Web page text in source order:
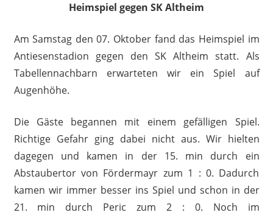
Heimspiel gegen SK Altheim
Am Samstag den 07. Oktober fand das Heimspiel im
Antiesenstadion gegen den SK Altheim statt. Als
Tabellennachbarn erwarteten wir ein Spiel auf
Augenhöhe.
Die Gäste begannen mit einem gefälligen Spiel.
Richtige Gefahr ging dabei nicht aus. Wir hielten
dagegen und kamen in der 15. min durch ein
Abstaubertor von Fördermayr zum 1 : 0. Dadurch
kamen wir immer besser ins Spiel und schon in der
21. min durch Peric zum 2 : 0. Noch im